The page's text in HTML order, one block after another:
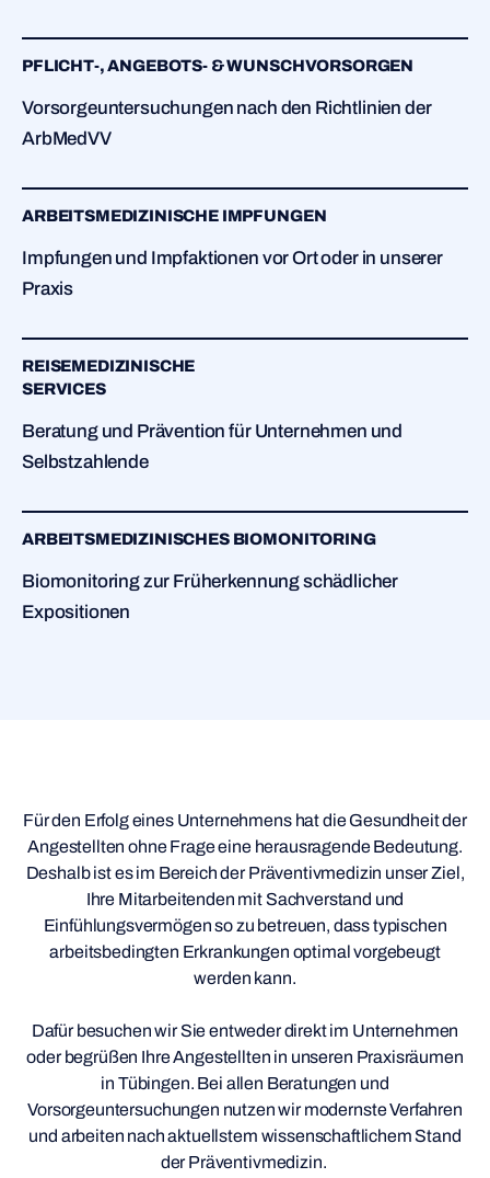
PFLICHT-, ANGEBOTS- & WUNSCHVORSORGEN
Vorsorgeuntersuchungen nach den Richtlinien der
ArbMedVV
ARBEITSMEDIZINISCHE IMPFUNGEN
Impfungen und Impfaktionen vor Ort oder in unserer
Praxis
REISEMEDIZINISCHE
SERVICES
Beratung und Prävention für Unternehmen und
Selbstzahlende
ARBEITSMEDIZINISCHES BIOMONITORING
Biomonitoring zur Früherkennung schädlicher
Expositionen
Für den Erfolg eines Unternehmens hat die Gesundheit der
Angestellten ohne Frage eine herausragende Bedeutung.
Deshalb ist es im Bereich der Präventivmedizin unser Ziel,
Ihre Mitarbeitenden mit Sachverstand und
Einfühlungsvermögen so zu betreuen, dass typischen
arbeitsbedingten Erkrankungen optimal vorgebeugt
werden kann.
Dafür besuchen wir Sie entweder direkt im Unternehmen
oder begrüßen Ihre Angestellten in unseren Praxisräumen
in Tübingen. Bei allen Beratungen und
Vorsorgeuntersuchungen nutzen wir modernste Verfahren
und arbeiten nach aktuellstem wissenschaftlichem Stand
der Präventivmedizin.